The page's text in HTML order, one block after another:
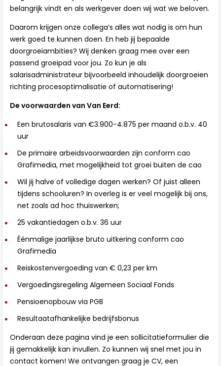
belangrijk vindt en als werkgever doen wij wat we beloven.
Daarom krijgen onze collega’s alles wat nodig is om hun
werk goed te kunnen doen. En heb jij bepaalde
doorgroeiambities? Wij denken graag mee over een
passend groeipad voor jou. Zo kun je als
salarisadministrateur bijvoorbeeld inhoudelijk doorgroeien
richting procesoptimalisatie of automatisering!
De voorwaarden van Van Eerd:
Een brutosalaris van €3.900-4.875 per maand o.b.v. 40
uur
De primaire arbeidsvoorwaarden zijn conform cao
Grafimedia, met mogelijkheid tot groei buiten de cao
Wil jij halve of volledige dagen werken? Of juist alleen
tijdens schooluren? In overleg is er veel mogelijk bij ons,
net zoals ad hoc thuiswerken;
25 vakantiedagen o.b.v. 36 uur
Éénmalige jaarlijkse bruto uitkering conform cao
Grafimedia
Reiskostenvergoeding van € 0,23 per km
Vergoedingsregeling Algemeen Sociaal Fonds
Pensioenopbouw via PGB
Resultaatafhankelijke bedrijfsbonus
Onderaan deze pagina vind je een sollicitatieformulier die
jij gemakkelijk kan invullen. Zo kunnen wij snel met jou in
contact komen! We ontvangen graag je CV, een